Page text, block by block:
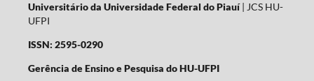
Universitário da Universidade Federal do Piauí| JCS HU-
UFPI
ISSN: 2595-0290
Gerência de Ensino e Pesquisa do HU-UFPI